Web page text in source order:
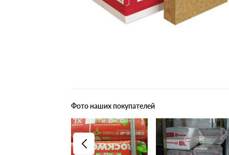
Фото наших покупателей